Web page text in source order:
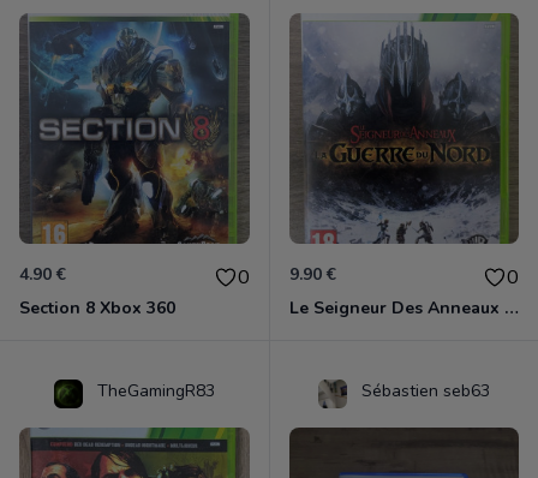
4.90 € 0
Section 8 Xbox 360
9.90 € 0
Le Seigneur Des Anneaux - La Guerre Du Nord Xbox 360
TheGamingR83 Sébastien seb63